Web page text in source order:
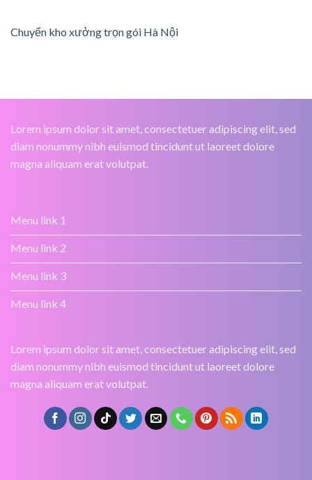
Chuyển kho xưởng trọn gói Hà Nội
Lorem ipsum dolor sit amet, consectetuer adipiscing elit, sed
diam nonummy nibh euismod tincidunt ut laoreet dolore
magna aliquam erat volutpat.
Menu link 1
Menu link 2
Menu link 3
Menu link 4
Lorem ipsum dolor sit amet, consectetuer adipiscing elit, sed
diam nonummy nibh euismod tincidunt ut laoreet dolore
magna aliquam erat volutpat.